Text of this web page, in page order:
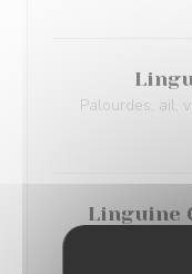
Palourdes, ail,
Linguine